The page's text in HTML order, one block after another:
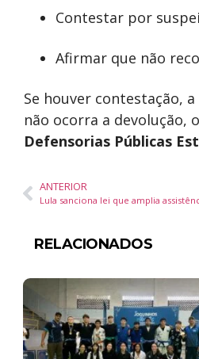
Contestar por
Afirmar que não
Se houver contestação,
não ocorra a devolução,
Defensorias Públicas
ANTERIOR
RELACIONADOS